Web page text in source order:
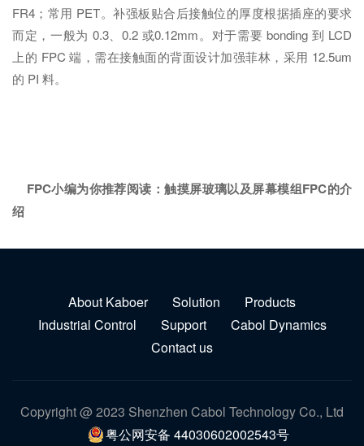
FR4；常用 PET。补强板贴合后接触位的厚度根据插座的要求
而定，一般为 0.3、0.2 或0.12mm。对于需要 bonding 到 LCD
上的 FPC 端，需在接触面的背面设计加强菲林，采用 12.5um
的 PI 料。
FPC小编为你推荐阅读：触摸屏玻璃以及屏幕模组FPC的介
绍
About Kaboer Solution
Products
Industrial Control
Support
Cabol Dynamics
Contact us
Copyright @ 2023 Shenzhen Cabol Technology Co., Ltd
粤公网安备 44030602002543号